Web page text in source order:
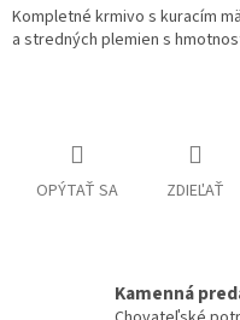
Kompletné krmivo s kuracím
a stredných plemien s
OPÝTAŤ SA ZDIEĽAŤ
Kamenná